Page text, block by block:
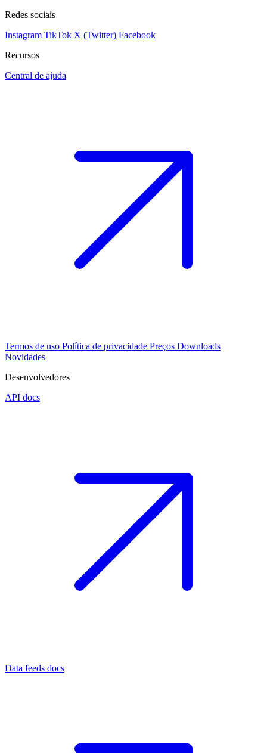
Redes sociais
Instagram TikTok X (Twitter) Facebook
Recursos
Central de ajuda
Termos de uso Política de privacidade Preços Downloads
Novidades
Desenvolvedores
API docs
Data feeds docs